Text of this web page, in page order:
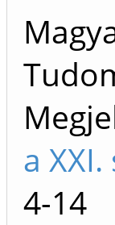
a
4-14